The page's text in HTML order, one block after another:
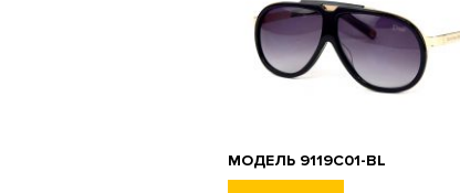
МОДЕЛЬ 9119С01-BL